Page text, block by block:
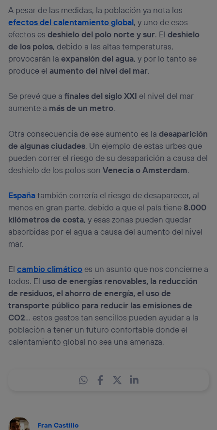
A pesar de las medidas, la población ya nota los
efectos del calentamiento global, y uno de esos
efectos esdeshielo del polo norte y sur. Eldeshielo
de los polos, debido a las altas temperaturas,
provocarán laexpansión del agua, y por lo tanto se
produce el aumento del nivel del mar.
Se prevé que afinales del siglo XXI el nivel del mar
aumente a más de un metro.
Otra consecuencia de ese aumento es ladesaparición
de algunas ciudades. Un ejemplo de estas urbes que
pueden correr el riesgo de su desaparición a causa del
deshielo de los polos sonVenecia o Amsterdam.
Españatambién correría el riesgo de desaparecer, al
menos en gran parte, debido a que el país tiene 8.000
kilómetros de costa, y esas zonas pueden quedar
absorbidas por el agua a causa del aumento del nivel
mar.
Elcambio climáticoes un asunto que nos concierne a
todos. El uso de energías renovables, la reducción
de residuos, el ahorro de energía, el uso de
transporte público para reducir las emisiones de
CO2… estos gestos tan sencillos pueden ayudar a la
población a tener un futuro confortable donde el
calentamiento global no sea una amenaza.
Fran Castillo